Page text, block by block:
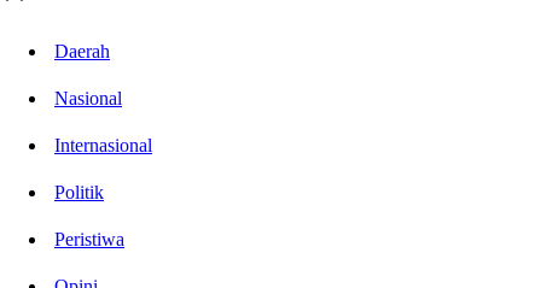
Daerah
Nasional
Internasional
Politik
Peristiwa